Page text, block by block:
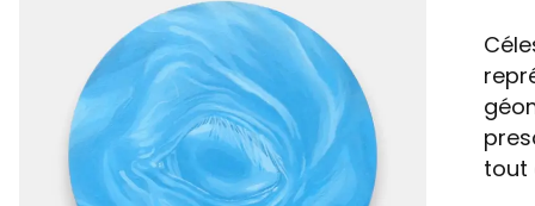
tout